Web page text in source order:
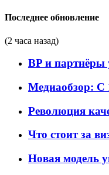
Последнее обновление
(2 часа назад)
BP и партнёры
Медиаобзор: С
Революция
Что стоит за
Новая модель